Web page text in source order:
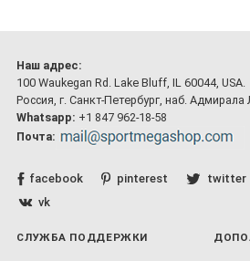
Наш адрес:
100 Waukegan Rd. Lake Bluff, IL 60044, USA.
Россия, г. Санкт-Петербург, наб.
Whatsapp: +1 847 962-18-58
Почта:
facebook pinterest
twitter
vk
СЛУЖБА ПОДДЕРЖКИ